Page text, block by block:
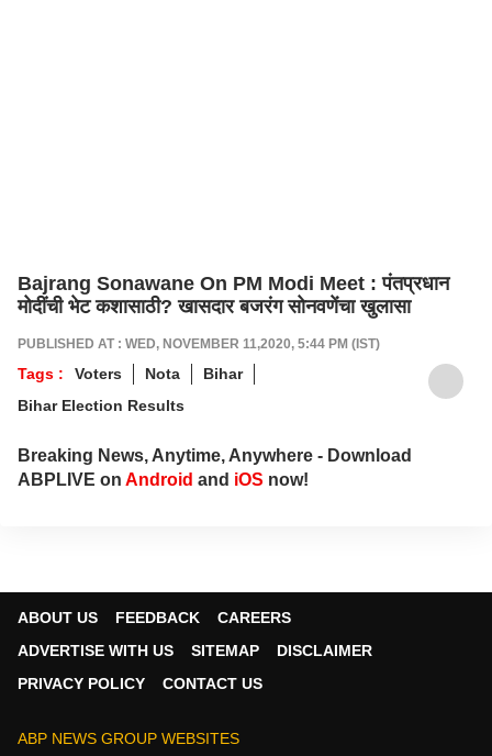
Bajrang Sonawane On PM Modi Meet : पंतप्रधान
मोदींची भेट कशासाठी? खासदार बजरंग सोनवणेंचा खुलासा
PUBLISHED AT : WED, NOVEMBER 11,2020, 5:44 PM (IST)
Tags : Voters Nota
Bihar
Bihar Election Results
Breaking News, Anytime, Anywhere - Download
ABPLIVE on Android and iOS now!
ABOUT US FEEDBACK
CAREERS
ADVERTISE WITH US
SITEMAP
DISCLAIMER
PRIVACY POLICY
CONTACT US
ABP NEWS GROUP WEBSITES